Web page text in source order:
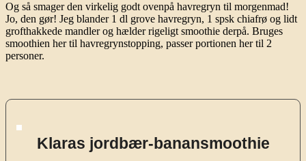
Og så smager den virkelig godt ovenpå havregryn til morgenmad!
Jo, den gør! Jeg blander 1 dl grove havregryn, 1 spsk chiafrø og lidt
grofthakkede mandler og hælder rigeligt smoothie derpå. Bruges
smoothien her til havregrynstopping, passer portionen her til 2
personer.
Klaras jordbær-banansmoothie